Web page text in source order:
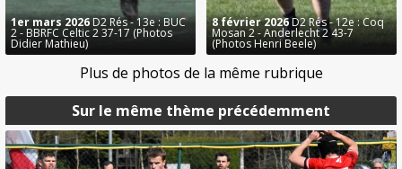
Sur le même thème précédemment
1er mars 2026D2 Rés - 13e : BUC
2 - BBRFC Celtic 2 37-17 (Photos
Didier Mathieu)
8 février 2026D2 Rés - 12e : Coq
Mosan 2 - Anderlecht 2 43-7
(Photos Henri Beele)
Plus de photos de la même rubrique